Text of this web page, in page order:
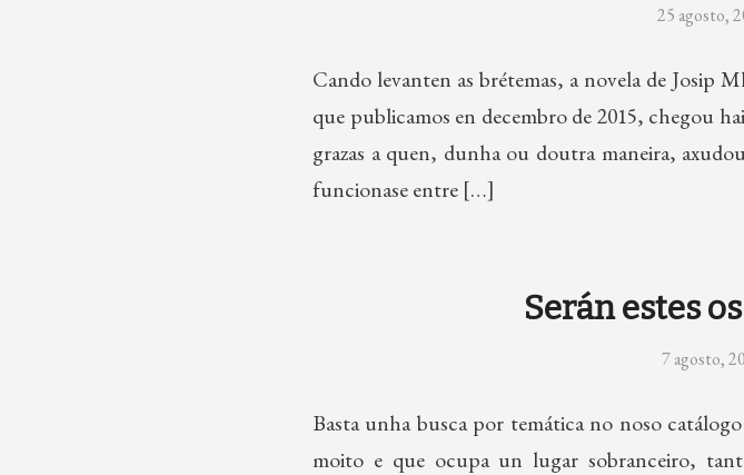
25 agosto,
Cando levanten as brétemas, a novela de Josip
que publicamos en decembro de 2015, chegou
grazas a quen, dunha ou doutra maneira,
funcionase entre […]
Serán estes
7 agosto,
Basta unha busca por temática no noso
moito e que ocupa un lugar sobranceiro,